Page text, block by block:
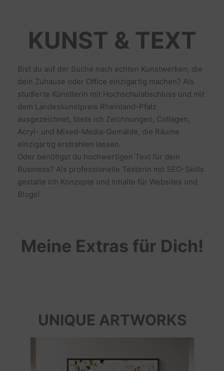
KUNST & TEXT
Bist du auf der Suche nach echten Kunstwerken, die
dein Zuhause oder Office einzigartig machen? Als
studierte Künstlerin mit Hochschulabschluss und mit
dem Landeskunstpreis Rheinland-Pfalz
ausgezeichnet, biete ich Zeichnungen, Collagen,
Acryl- und Mixed-Media-Gemälde, die Räume
einzigartig erstrahlen lassen.
Oder benötigst du hochwertigen Text für dein
Business? Als professionelle Texterin mit SEO-Skills
gestalte ich Konzepte und Inhalte für Websites und
Blogs!
Meine Extras für Dich!
UNIQUE ARTWORKS